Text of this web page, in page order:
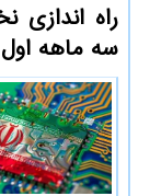
راه اندازی
سه ماهه اول